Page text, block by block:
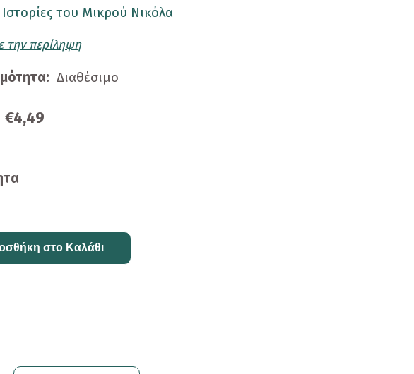
Ιστορίες του Mικρού Νικόλα
την περίληψη
Διαθέσιμο
€4,49